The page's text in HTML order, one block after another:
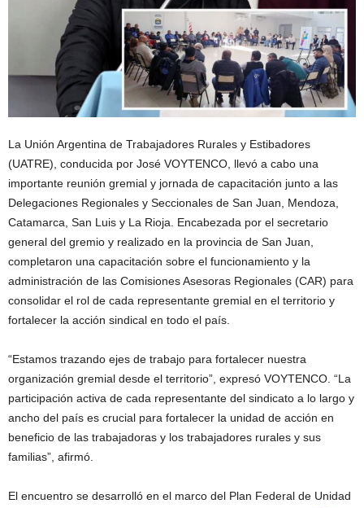
La Unión Argentina de Trabajadores Rurales y Estibadores
(UATRE), conducida por José VOYTENCO, llevó a cabo una
importante reunión gremial y jornada de capacitación junto a las
Delegaciones Regionales y Seccionales de San Juan, Mendoza,
Catamarca, San Luis y La Rioja. Encabezada por el secretario
general del gremio y realizado en la provincia de San Juan,
completaron una capacitación sobre el funcionamiento y la
administración de las Comisiones Asesoras Regionales (CAR) para
consolidar el rol de cada representante gremial en el territorio y
fortalecer la acción sindical en todo el país.
“Estamos trazando ejes de trabajo para fortalecer nuestra
organización gremial desde el territorio”, expresó VOYTENCO. “La
participación activa de cada representante del sindicato a lo largo y
ancho del país es crucial para fortalecer la unidad de acción en
beneficio de las trabajadoras y los trabajadores rurales y sus
familias”, afirmó.
El encuentro se desarrolló en el marco del Plan Federal de Unidad